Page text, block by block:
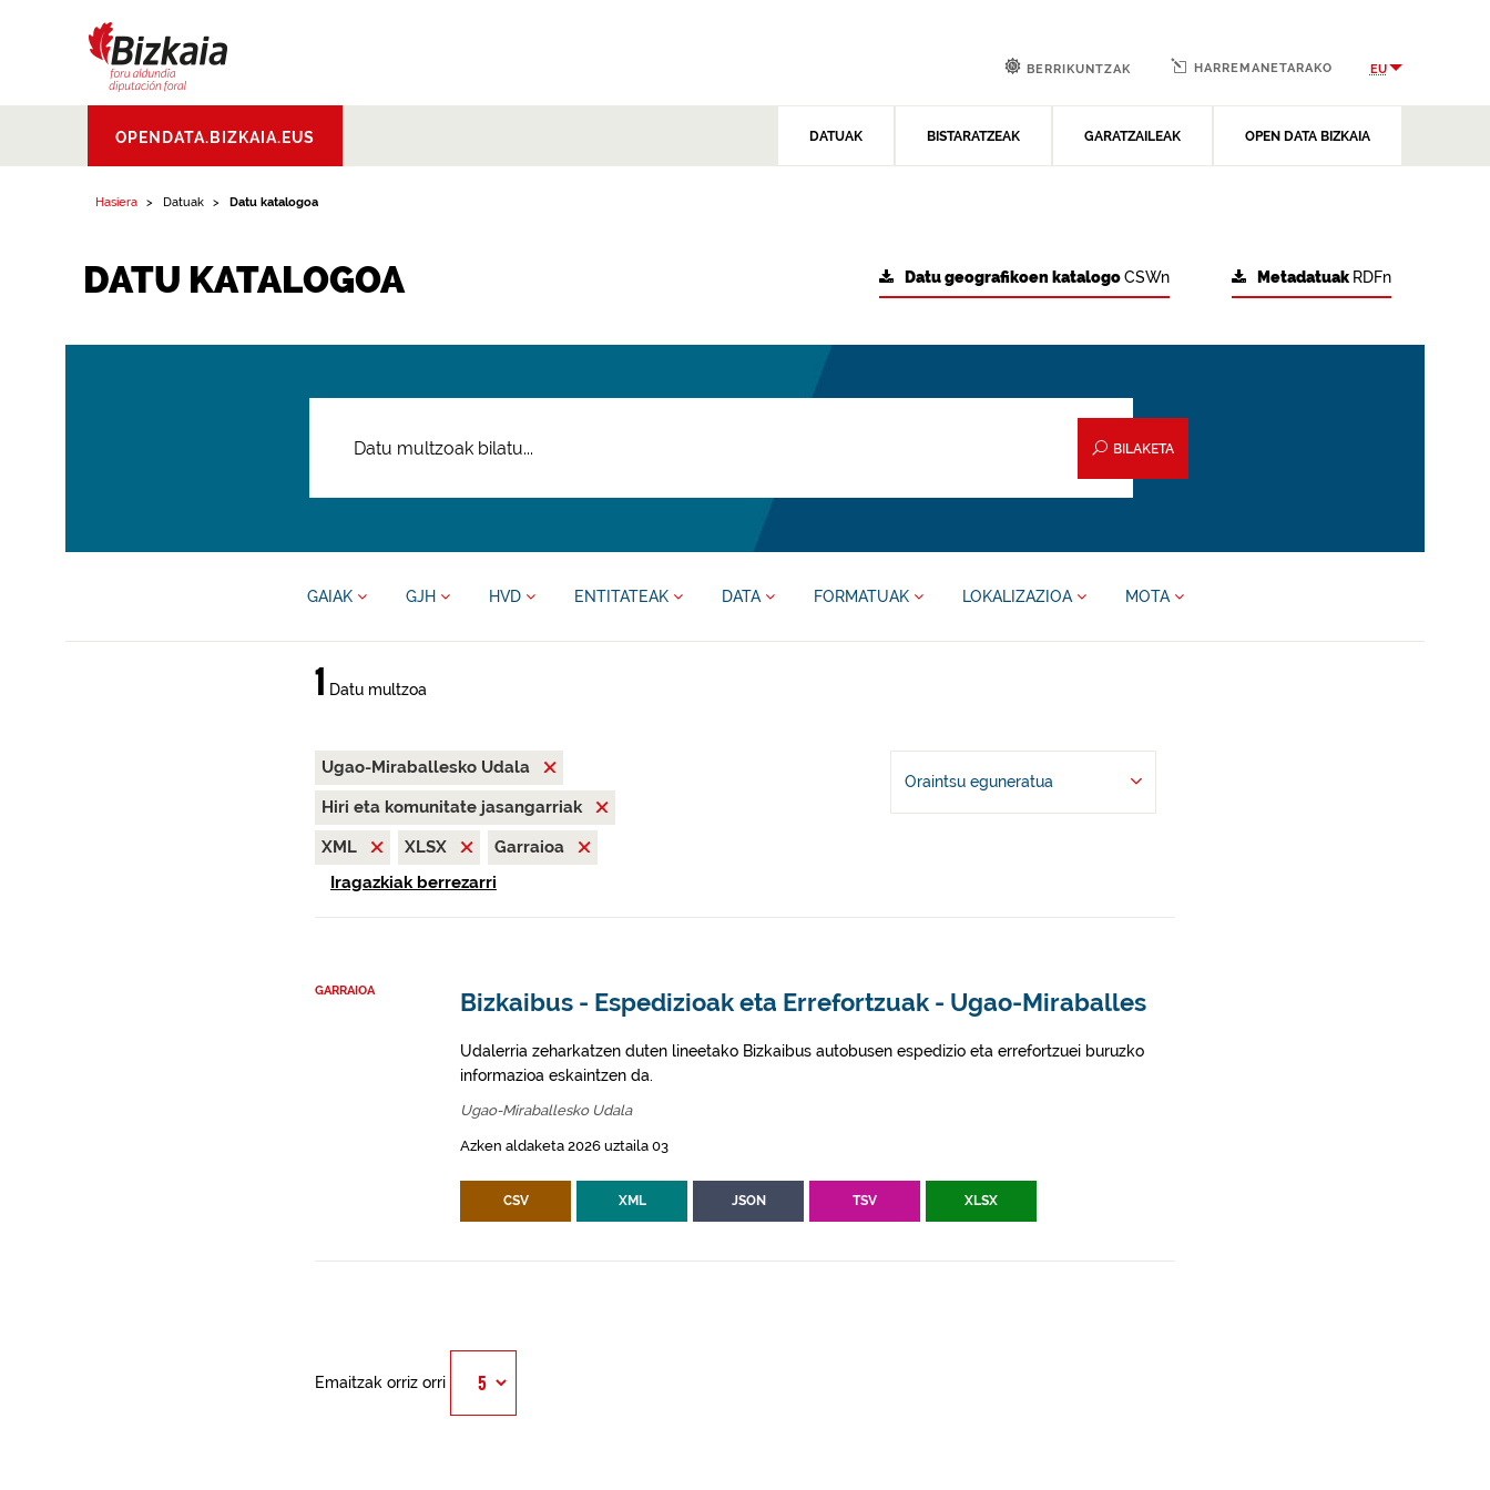
Aldundia.Diputacion
Foral de Bizkaia
OPENDATA.BIZKAIA.EUS DATUAK BISTARATZEAK GARATZAILEAK OPEN DATA BIZKAIA
BERRIKUNTZAK HARREMANETARAKO EU
Hasiera Datuak Datu katalogoa
DATU KATALOGOA Metadatuak RDFn
Datu geografikoen katalogoCSWn
BILAKETA
GAIAK GJH HVD ENTITATEAK DATA FORMATUAK LOKALIZAZIOA MOTA
1 Datu multzoa
Ugao-Miraballesko Udala
Hiri eta komunitate jasangarriak
XML
XLSX
Garraioa
Iragazkiak berrezarri
Oraintsu eguneratua
GARRAIOA Bizkaibus - Espedizioak eta Errefortzuak - Ugao-Miraballes
Udalerria zeharkatzen duten lineetako Bizkaibus autobusen espedizio eta errefortzuei buruzko
informazioa eskaintzen da.
Ugao-Miraballesko Udala
Azken aldaketa 2026 uztaila 03
CSV XML JSON TSV XLSX
Emaitzak orriz orri